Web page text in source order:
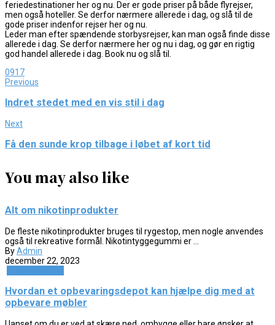
feriedestinationer her og nu. Der er gode priser på både flyrejser,
men også hoteller. Se derfor nærmere allerede i dag, og slå til de
gode priser indenfor rejser her og nu.
Leder man efter spændende storbysrejser, kan man også finde disse
allerede i dag. Se derfor nærmere her og nu i dag, og gør en rigtig
god handel allerede i dag. Book nu og slå til.
0917
Previous
Indret stedet med en vis stil i dag
Next
Få den sunde krop tilbage i løbet af kort tid
You may also like
Alt om nikotinprodukter
De fleste nikotinprodukter bruges til rygestop, men nogle anvendes
også til rekreative formål. Nikotintyggegummi er ...
ByAdmin
december 22, 2023
Hvordan et opbevaringsdepot kan hjælpe dig med at
opbevare møbler